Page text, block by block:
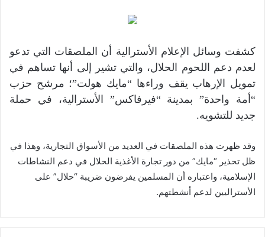
كشفت وسائل الإعلام الأسترالية أن الملصقات التي تدعو
لعدم دعم اللحوم الحلال، والتي تشير إلى أنها تساهم في
تمويل الإرهاب يقف وراءها “مايك هولت”؛ مرشح حزب
“أمة واحدة” بمدينة “فيرفاكس” الأسترالية، في حملة
جديد للتشويه.
وقد ظهرت هذه الملصقات في العديد من الأسواق التجارية، وهذا في
ظل تحذير “مايك” من دور تجارة الأغذية الحلال في دعم النشاطات
الإسلامية، واعتباره أن المسلمين يفرضون ضريبة “حلال” على
الأستراليين لدعم أنشطتهم.